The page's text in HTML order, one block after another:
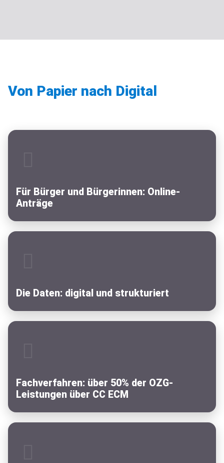
Von Papier nach Digital
Für Bürger und Bürgerinnen: Online-
Anträge
Die Daten: digital und strukturiert
Fachverfahren: über 50% der OZG-
Leistungen über CC ECM